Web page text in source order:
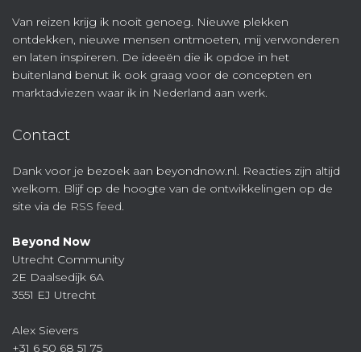
Van reizen krijg ik nooit genoeg. Nieuwe plekken
ontdekken, nieuwe mensen ontmoeten, mij verwonderen
en laten inspireren. De ideeën die ik opdoe in het
buitenland benut ik ook graag voor de concepten en
marktadviezen waar ik in Nederland aan werk.
Contact
Dank voor je bezoek aan beyondnow.nl. Reacties zijn altijd
welkom. Blijf op de hoogte van de ontwikkelingen op de
site via de RSS feed.
Beyond Now
Utrecht Community
2E Daalsedijk 6A
3551 EJ Utrecht
Alex Sievers
+31 6 50 68 51 75